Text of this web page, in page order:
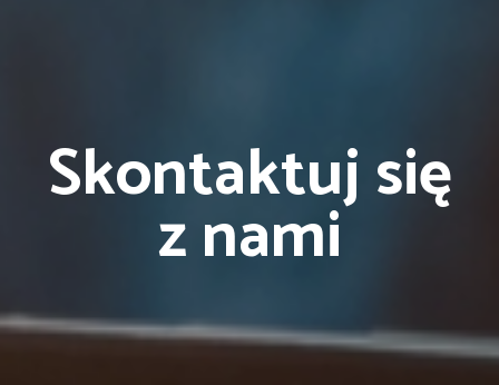
Skontaktuj się
z nami